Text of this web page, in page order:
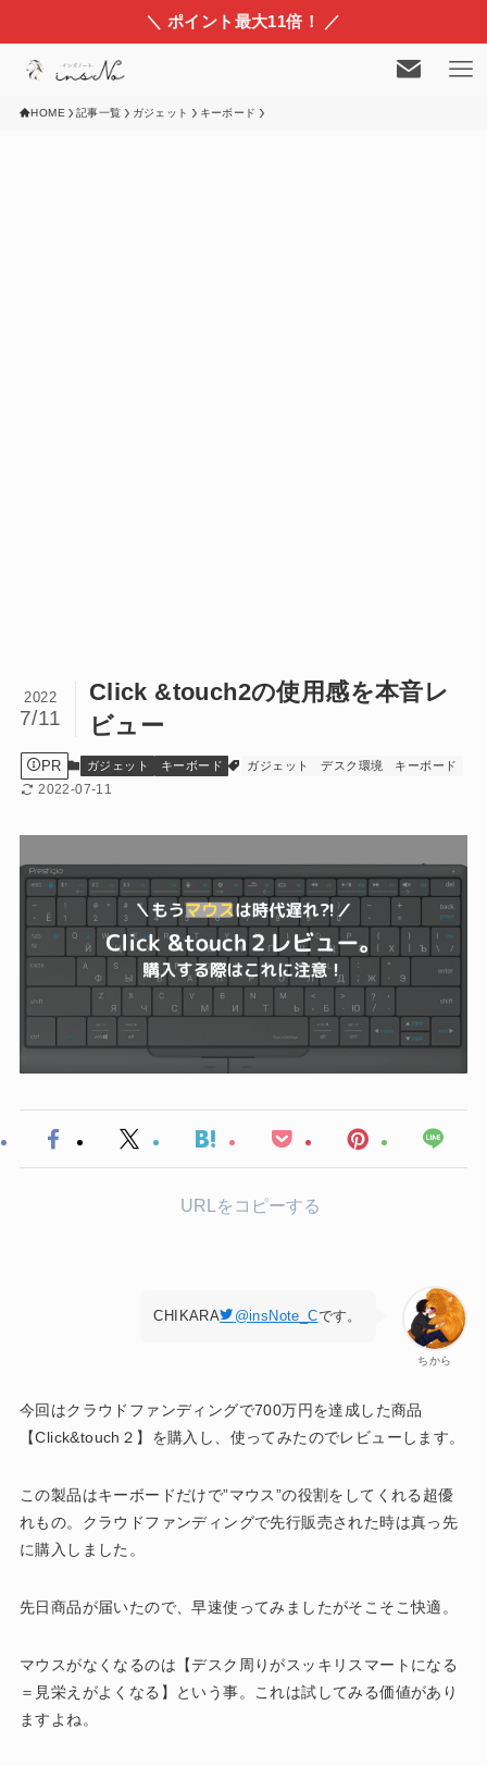
＼ ポイント最大11倍！ ／
HOME 記事一覧 ガジェット キーボード
Click &touch2の使用感を本音レ
ビュー
2022
7/11
PR ガジェット キーボード ガジェット デスク環境 キーボード
2022-07-11
URLをコピーする
ちから
CHIKARA @insNote_Cです。
今回はクラウドファンディングで700万円を達成した商品
【Click&touch２】を購入し、使ってみたのでレビューします。
この製品はキーボードだけで”マウス”の役割をしてくれる超優
れもの。クラウドファンディングで先行販売された時は真っ先
に購入しました。
先日商品が届いたので、早速使ってみましたがそこそこ快適。
マウスがなくなるのは【デスク周りがスッキリスマートになる
＝見栄えがよくなる】という事。これは試してみる価値があり
ますよね。